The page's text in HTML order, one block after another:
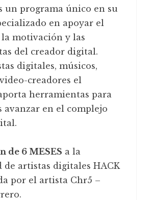
un programa único en su
en apoyar el
motivación y las
del creador digital.
digitales, músicos,
creadores el
herramientas para
avanzar en el complejo
de 6 MESES a la
de artistas digitales HACK
por el artista Chr5 –